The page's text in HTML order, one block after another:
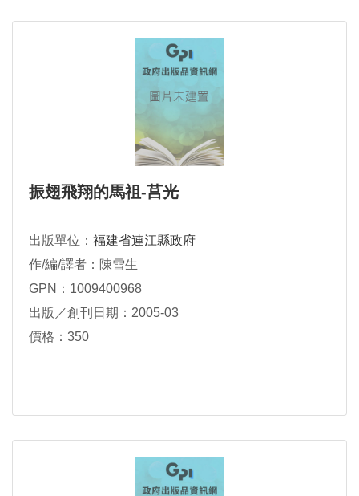
振翅飛翔的馬祖-莒光
出版單位： 福建省連江縣政府
作/編/譯者：陳雪生
GPN：1009400968
出版／創刊日期：2005-03
價格：350